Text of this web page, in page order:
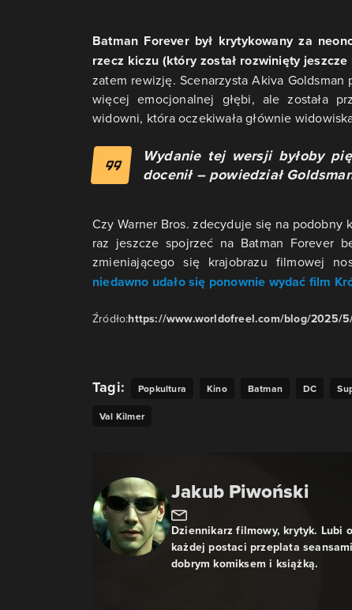
Batman Forever był krytykowany za
rzecz kiczu (który został rozwinięty
zatem rewizję. Scenarzysta Akiva Goldsman
więcej emocjonalnej głębi, ale została
widowni, która oczekiwała głównie
Wydanie tej wersji byłoby
docenił – powiedział
Czy Warner Bros. zdecyduje się na podobny
raz jeszcze spojrzeć na Batman Forever
zmieniającego się krajobrazu filmowej
niedawno udało się ponownie wydać film
Źródło:https://www.worldofreel.com/blog/2025/
Tagi: Popkultura Kino Batman DC
Val Kilmer
Jakub Piwoński
Dziennikarz filmowy, krytyk. Lubi
każdej postaci przeplata
dobrym komiksem i książką.